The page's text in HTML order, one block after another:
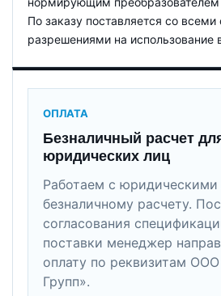
По заказу поставляется со
разрешениями на использование
ОПЛАТА
Безналичный расчет
юридических лиц
Работаем с
безналичному расчету.
согласования
поставки менеджер
оплату по реквизитам
Групп».